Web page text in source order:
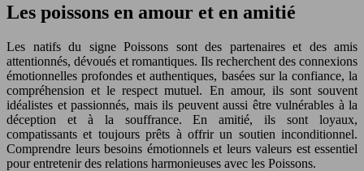
Les poissons en amour et en amitié
Les natifs du signe Poissons sont des partenaires et des amis
attentionnés, dévoués et romantiques. Ils recherchent des connexions
émotionnelles profondes et authentiques, basées sur la confiance, la
compréhension et le respect mutuel. En amour, ils sont souvent
idéalistes et passionnés, mais ils peuvent aussi être vulnérables à la
déception et à la souffrance. En amitié, ils sont loyaux,
compatissants et toujours prêts à offrir un soutien inconditionnel.
Comprendre leurs besoins émotionnels et leurs valeurs est essentiel
pour entretenir des relations harmonieuses avec les Poissons.